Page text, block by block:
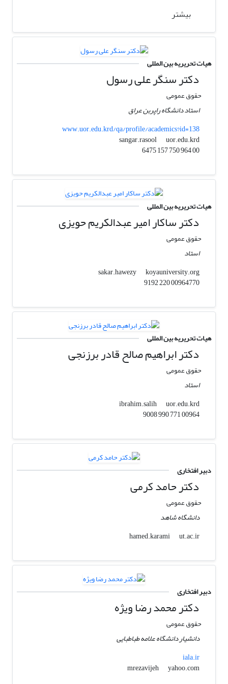
بیشتر
هیات تحریریه بین المللی
دکتر سنگر علی رسول
حقوق عمومی
استاد دانشگاه راپربن عراق
www.uor.edu.krd/qa/profile/academics?id=138
sangar.rasool
uor.edu.krd
00 964 750 157 6475
هیات تحریریه بین المللی
دکتر ساکار امیر عبدالکریم حویزی
حقوق عمومی
استاد
sakar.hawezy
koyauniversity.org
00964770 220 9192
هیات تحریریه بین المللی
دکتر ابراهیم صالح قادر برزنجی
حقوق عمومی
استاد
ibrahim.salih
uor.edu.krd
00964 771 990 9008
دبیر افتخاری
دکتر حامد کرمی
حقوق عمومی
دانشگاه شاهد
hamed.karami
ut.ac.ir
دبیر افتخاری
دکتر محمد رضا ویژه
حقوق عمومی
دانشیار دانشگاه علامه طباطبایی
iala.ir
mrezavijeh
yahoo.com